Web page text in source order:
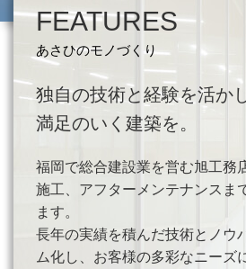
FEATURES
独自の技術と経験を活か
満足のいく建築を。
福岡で総合建設業を営む旭工務
施工、 アフターメンテナンスま
ます。
長年の実績を積んだ技術とノウ
ム化し、 お客様の多彩なニーズ